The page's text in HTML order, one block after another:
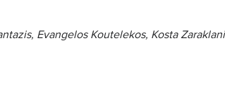
Evangelos Koutelekos, Kosta